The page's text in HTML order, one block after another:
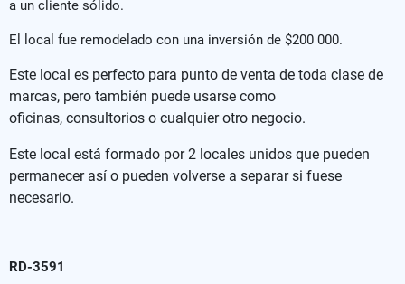
a un cliente sólido.
El local fue remodelado con una inversión de $200 000.
Este local es perfecto para punto de venta de toda clase de
marcas, pero también puede usarse como
oficinas, consultorios o cualquier otro negocio.
Este local está formado por 2 locales unidos que pueden
permanecer así o pueden volverse a separar si fuese
necesario.
RD-3591